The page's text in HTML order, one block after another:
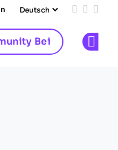
Add us
Follow
Bei